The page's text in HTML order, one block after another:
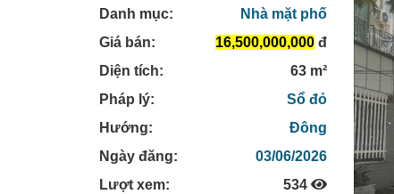
Danh mục:
Nhà mặt phố
Giá bán:
16,500,000,000 đ
Diện tích:
63 m²
Pháp lý:
Sổ đỏ
Hướng:
Đông
Ngày đăng:
03/06/2026
Lượt xem:
534